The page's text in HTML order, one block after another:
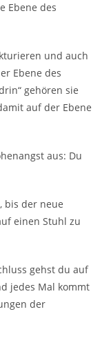
Ebene des
und auch
Ebene des
gehören sie
auf der Ebene
aus: Du
bis der neue
einen Stuhl zu
gehst du auf
jedes Mal kommt
der